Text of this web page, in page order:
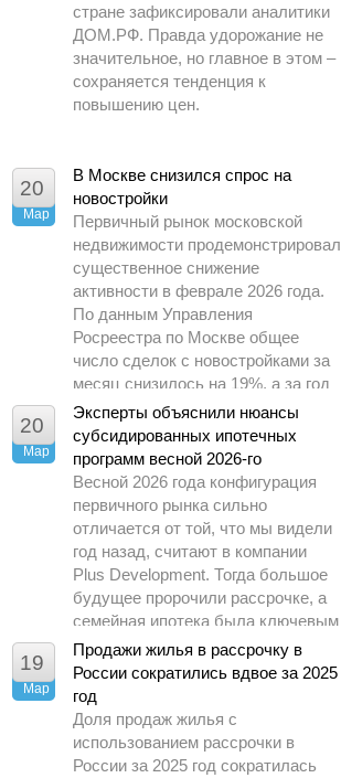
стране зафиксировали аналитики
ДОМ.РФ. Правда удорожание не
значительное, но главное в этом –
сохраняется тенденция к
повышению цен.
20
Мар
В Москве снизился спрос на
новостройки
Первичный рынок московской
недвижимости продемонстрировал
существенное снижение
активности в феврале 2026 года.
По данным Управления
Росреестра по Москве общее
число сделок с новостройками за
месяц снизилось на 19%, а за год
– почти в 1,5 раза.
20
Мар
Эксперты объяснили нюансы
субсидированных ипотечных
программ весной 2026-го
Весной 2026 года конфигурация
первичного рынка сильно
отличается от той, что мы видели
год назад, считают в компании
Plus Development. Тогда большое
будущее пророчили рассрочке, а
семейная ипотека была ключевым
драйвером спроса.
19
Мар
Продажи жилья в рассрочку в
России сократились вдвое за 2025
год
Доля продаж жилья с
использованием рассрочки в
России за 2025 год сократилась